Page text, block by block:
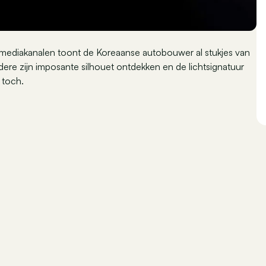
toont de Koreaanse autobouwer al stukjes van
zijn imposante silhouet ontdekken en de lichtsignatuur
toch.